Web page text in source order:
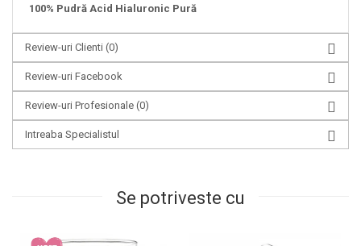
100% Pudră Acid Hialuronic Pură
Review-uri Clienti (0)
Review-uri Facebook
Review-uri Profesionale (0)
Intreaba Specialistul
Se potriveste cu